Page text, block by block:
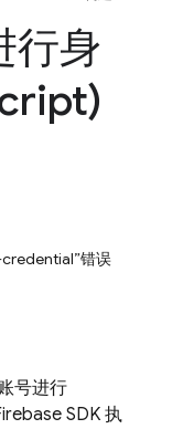
行身
错误
号进行
SDK 执